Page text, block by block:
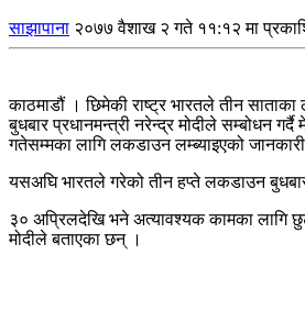
साझापाना २०७७ वैशाख २ गते ११:१२ मा
काठमाडौं । छिमेकी राष्ट्र भारतले तीन
बुधबार प्रधानमन्त्री नरेन्द्र मोदीले सम्बोधन
गतेसम्मका लागि लकडाउन लम्ब्याइएको
यसअघि भारतले गरेको तीन हप्ते लकडाउन
३० अप्रिलदेखि भने अत्यावश्यक कामका लागि
मोदीले बताएका छन् ।